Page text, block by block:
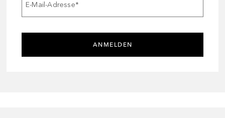
E-Mail-Adresse*
ANMELDEN